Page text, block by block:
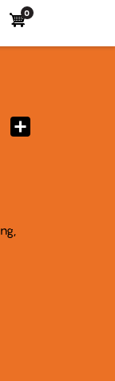
Felhasználói
0